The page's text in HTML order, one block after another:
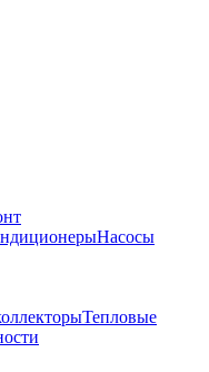
Насосы
Тепловые